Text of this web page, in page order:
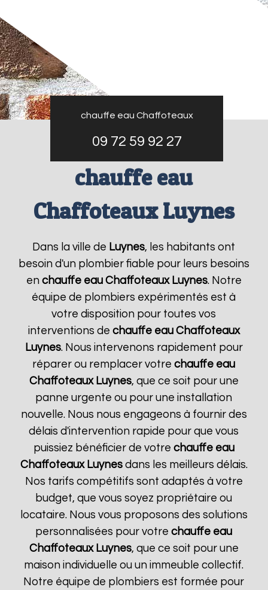
chauffe eau Chaffoteaux
09 72 59 92 27
chauffe eau
Chaffoteaux Luynes
Dans la ville de Luynes, les habitants ont
besoin d'un plombier fiable pour leurs besoins
en chauffe eau Chaffoteaux Luynes. Notre
équipe de plombiers expérimentés est à
votre disposition pour toutes vos
interventions de chauffe eau Chaffoteaux
Luynes. Nous intervenons rapidement pour
réparer ou remplacer votrechauffe eau
Chaffoteaux Luynes, que ce soit pour une
panne urgente ou pour une installation
nouvelle. Nous nous engageons à fournir des
délais d'intervention rapide pour que vous
puissiez bénéficier de votre chauffe eau
Chaffoteaux Luynesdans les meilleurs délais.
Nos tarifs compétitifs sont adaptés à votre
budget, que vous soyez propriétaire ou
locataire. Nous vous proposons des solutions
personnalisées pour votrechauffe eau
Chaffoteaux Luynes, que ce soit pour une
maison individuelle ou un immeuble collectif.
Notre équipe de plombiers est formée pour